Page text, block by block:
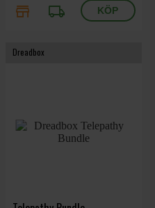
x 55 mm, 2,3 kg.
store local_shipping
Dreadbox